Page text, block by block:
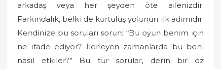
arkadaş veya her şeyden öte ailenizdir.
Farkındalık, belki de kurtuluş yolunun ilk adımıdır.
Kendinize bu soruları sorun: “Bu oyun benim için
ne ifade ediyor? İlerleyen zamanlarda bu beni
nasıl etkiler?” Bu tür sorular, derin bir öz